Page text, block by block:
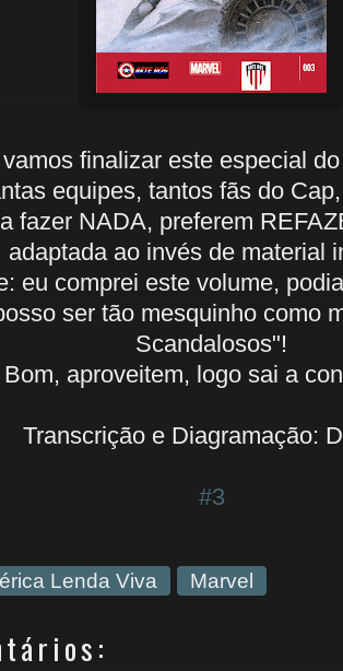
finalizar este especial
equipes, tantos fãs do
fazer NADA, preferem
adaptada ao invés de material
eu comprei este volume,
ser tão mesquinho como
Scandalosos"!
Bom, aproveitem, logo sai a
Transcrição e Diagramação:
#3
Lenda Viva Marvel